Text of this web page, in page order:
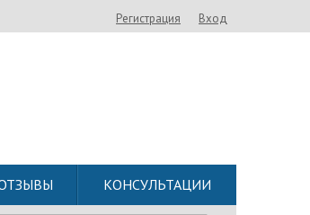
Регистрация Вход
КОНСУЛЬТАЦИИ